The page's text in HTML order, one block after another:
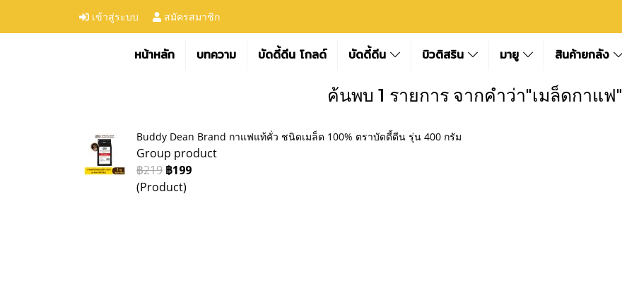
เข้าสู่ระบบ สมัครสมาชิก
หน้าหลัก บทความ บัดดี้ดีน โกลด์ บัดดี้ดีน บิวติสริน มายู สินค้ายกลัง
ค้นพบ 1 รายการ จากคำว่า"เมล็ดกาแฟ"
Buddy Dean Brand กาแฟแท้คั่ว ชนิดเมล็ด 100% ตราบัดดี้ดีน รุ่น 400 กรัม
Group product
฿219 ฿199
(Product)